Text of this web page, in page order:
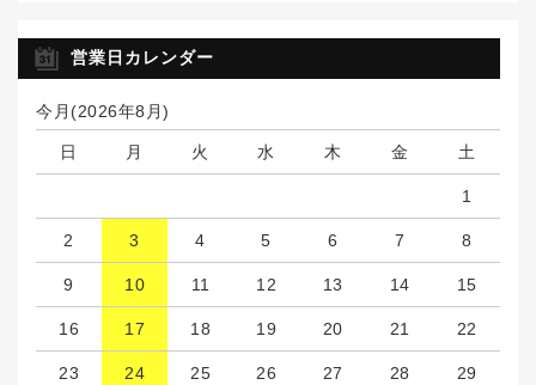
営業日カレンダー
今月(2026年8月)
日 月 火 水 木 金 土
1
2 3 4 5 6 7 8
9 10 11 12 13 14 15
16 17 18 19 20 21 22
23 24 25 26 27 28 29